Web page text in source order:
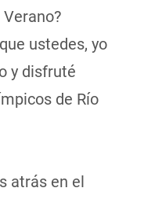
ustedes, yo
y disfruté
de Río
atrás en el